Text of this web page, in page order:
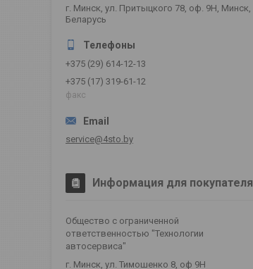
г. Минск, ул. Притыцкого 78, оф. 9Н, Минск,
Беларусь
+375 (29) 614-12-13
+375 (17) 319-61-12
факс
service@4sto.by
Информация для покупателя
Общество с ограниченной
ответственностью "Технологии
автосервиса"
г. Минск, ул. Тимошенко 8, оф 9Н